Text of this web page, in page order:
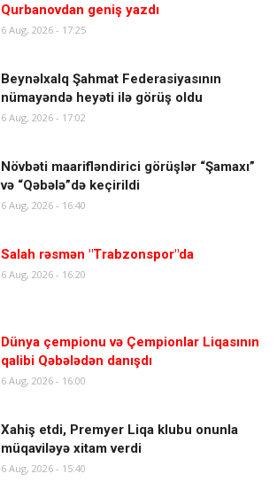
Qurbanovdan geniş yazdı
6 Aug, 2026 - 17:25
Beynəlxalq Şahmat Federasiyasının
nümayəndə heyəti ilə görüş oldu
6 Aug, 2026 - 17:02
Növbəti maarifləndirici görüşlər “Şamaxı”
və “Qəbələ”də keçirildi
6 Aug, 2026 - 16:40
Salah rəsmən "Trabzonspor"da
6 Aug, 2026 - 16:20
Dünya çempionu və Çempionlar Liqasının
qalibi Qəbələdən danışdı
6 Aug, 2026 - 16:00
Xahiş etdi, Premyer Liqa klubu onunla
müqaviləyə xitam verdi
6 Aug, 2026 - 15:40